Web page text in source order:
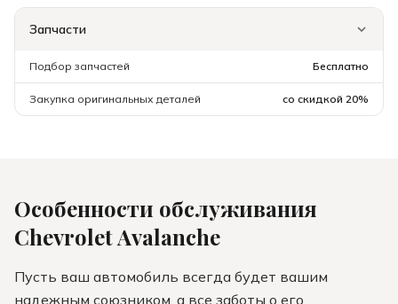
Запчасти
Подбор запчастей Бесплатно
Закупка оригинальных деталей со скидкой 20%
Особенности обслуживания
ChevroletAvalanche
Пусть ваш автомобиль всегда будет вашим
надежным союзником, а все заботы о его